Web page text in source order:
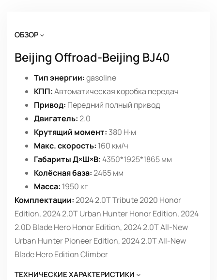
ОБЗОР
Beijing Offroad-Beijing BJ40
Тип энергии:gasoline
КПП:Автоматическая коробка передач
Привод: Передний полный привод
Двигатель:2.0
Крутящий момент: 380 Н·м
Макс. скорость: 160 км/ч
Габариты Д×Ш×В: 4350*1925*1865 мм
Колёсная база:2465 мм
Масса: 1950 кг
Комплектации:2024 2.0T Tribute 2020 Honor
Edition, 2024 2.0T Urban Hunter Honor Edition, 2024
2.0D Blade Hero Honor Edition, 2024 2.0T All-New
Urban Hunter Pioneer Edition, 2024 2.0T All-New
Blade Hero Edition Climber
ТЕХНИЧЕСКИЕ ХАРАКТЕРИСТИКИ